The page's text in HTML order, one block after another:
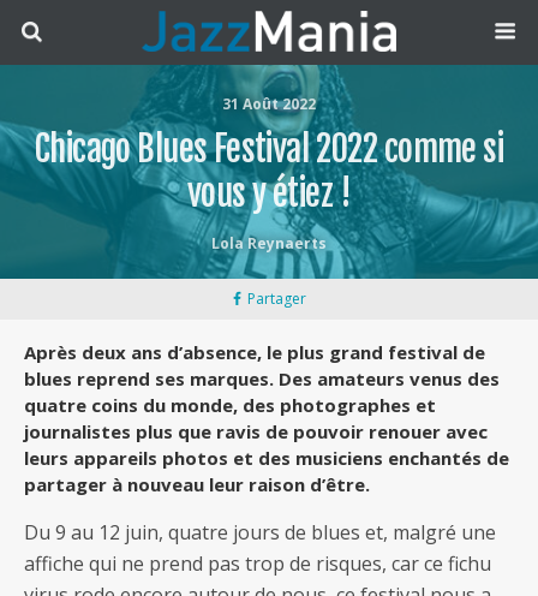
31 Août 2022
Chicago Blues Festival 2022 comme si
vous y étiez !
Lola Reynaerts
Partager
Après deux ans d’absence, le plus grand festival de
blues reprend ses marques. Des amateurs venus des
quatre coins du monde, des photographes et
journalistes plus que ravis de pouvoir renouer avec
leurs appareils photos et des musiciens enchantés de
partager à nouveau leur raison d’être.
Du 9 au 12 juin, quatre jours de blues et, malgré une
affiche qui ne prend pas trop de risques, car ce fichu